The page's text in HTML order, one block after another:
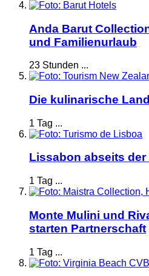
Anda Barut
und Familienurlaub
23 Stunden ...
Die kulinarische
1 Tag ...
Lissabon abseits der
1 Tag ...
Monte Mulini und
starten Partnerschaft
1 Tag ...